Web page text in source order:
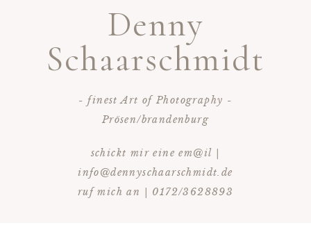
Denny
Schaarschmidt
- finest Art of Photography -
Prösen/brandenburg
schickt mir eine em@il |
info@dennyschaarschmidt.de
ruf mich an | 0172/3628893